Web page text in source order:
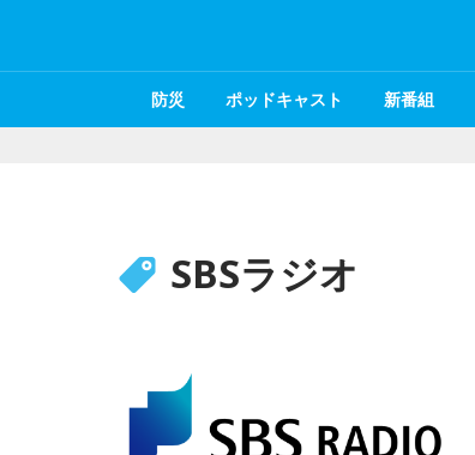
防災 ポッドキャスト 新番組
SBSラジオ